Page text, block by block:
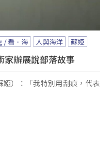
/ 看．海 人與海洋 蘇婭
家辦展說部落故事
）：「我特別用刮痕，代表